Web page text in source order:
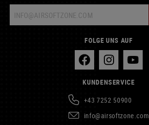
FOLGE UNS AUF
KUNDENSERVICE
+43 7252 50900
info@airsoftzone.com